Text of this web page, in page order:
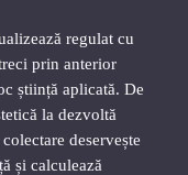
regulat cu
prin anterior
știință aplicată. De
la dezvoltă
deservește
și calculează